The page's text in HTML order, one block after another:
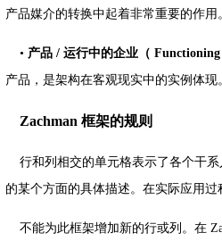
产品媒介的转换中起着非常重要的作用
• 产品 / 运行中的企业（
产品，是架构在客观现实中的实例体现
Zachman 框架的规则
行和列相交的单元格表示了各个干
的某个方面的具体描述。在实际应用过
不能为此框架增加新的行或列。在